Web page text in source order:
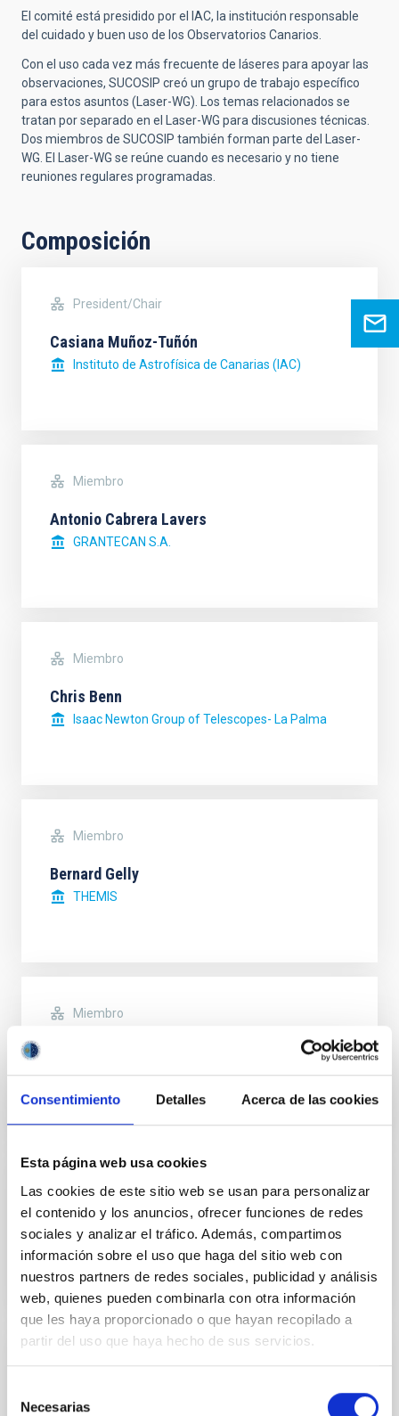
Consentimiento Detalles Acerca de las cookies
Esta página web usa cookies
Las cookies de este sitio web se usan para personalizar
el contenido y los anuncios, ofrecer funciones de redes
sociales y analizar el tráfico. Además, compartimos
información sobre el uso que haga del sitio web con
nuestros partners de redes sociales, publicidad y análisis
web, quienes pueden combinarla con otra información
que les haya proporcionado o que hayan recopilado a
partir del uso que haya hecho de sus servicios.
Necesarias
El comité está presidido por el IAC, la institución responsable
del cuidado y buen uso de los Observatorios Canarios.
Con el uso cada vez más frecuente de láseres para apoyar las
observaciones, SUCOSIP creó un grupo de trabajo específico
para estos asuntos (Laser-WG). Los temas relacionados se
tratan por separado en el Laser-WG para discusiones técnicas.
Dos miembros de SUCOSIP también forman parte del Laser-
WG. El Laser-WG se reúne cuando es necesario y no tiene
reuniones regulares programadas.
Composición
President/Chair
Casiana Muñoz-Tuñón
Instituto de Astrofísica de Canarias (IAC)
Miembro
Antonio Cabrera Lavers
GRANTECAN S.A.
Miembro
Chris Benn
Isaac Newton Group of Telescopes- La Palma
Miembro
Bernard Gelly
THEMIS
Miembro
Liverpool John Moores University
Miembro
Don Pollacco
University of Warwick
Miembro
Jorge Piris